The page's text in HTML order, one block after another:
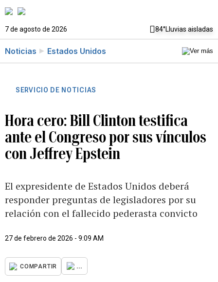
7 de agosto de 2026 84°Lluvias aisladas
Noticias Estados Unidos
SERVICIO DE NOTICIAS
Hora cero: Bill Clinton testifica
ante el Congreso por sus vínculos
con Jeffrey Epstein
El expresidente de Estados Unidos deberá
responder preguntas de legisladores por su
relación con el fallecido pederasta convicto
27 de febrero de 2026 - 9:09 AM
COMPARTIR ...